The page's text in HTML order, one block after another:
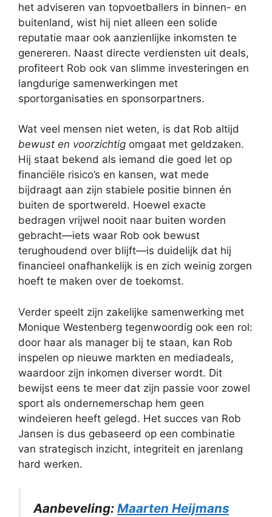
het adviseren van topvoetballers in binnen- en
buitenland, wist hij niet alleen een solide
reputatie maar ook aanzienlijke inkomsten te
genereren. Naast directe verdiensten uit deals,
profiteert Rob ook van slimme investeringen en
langdurige samenwerkingen met
sportorganisaties en sponsorpartners.
Wat veel mensen niet weten, is dat Rob altijd
bewust en voorzichtig omgaat met geldzaken.
Hij staat bekend als iemand die goed let op
financiële risico’s en kansen, wat mede
bijdraagt aan zijn stabiele positie binnen én
buiten de sportwereld. Hoewel exacte
bedragen vrijwel nooit naar buiten worden
gebracht—iets waar Rob ook bewust
terughoudend over blijft—is duidelijk dat hij
financieel onafhankelijk is en zich weinig zorgen
hoeft te maken over de toekomst.
Verder speelt zijn zakelijke samenwerking met
Monique Westenberg tegenwoordig ook een rol:
door haar als manager bij te staan, kan Rob
inspelen op nieuwe markten en mediadeals,
waardoor zijn inkomen diverser wordt. Dit
bewijst eens te meer dat zijn passie voor zowel
sport als ondernemerschap hem geen
windeieren heeft gelegd. Het succes van Rob
Jansen is dus gebaseerd op een combinatie
van strategisch inzicht, integriteit en jarenlang
hard werken.
Aanbeveling: Maarten Heijmans